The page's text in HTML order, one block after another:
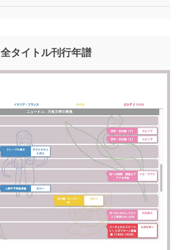
全タイトル刊行年譜